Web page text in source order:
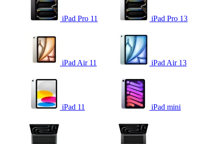
iPad Pro 11 iPad Pro 13
iPad Air 11 iPad Air 13
iPad 11 iPad mini